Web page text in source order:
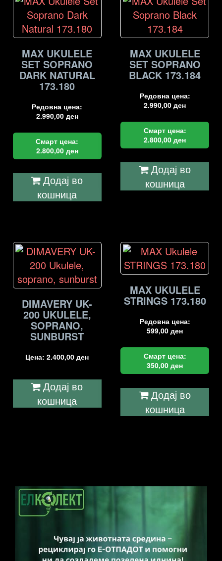
MAX UKULELE
SET SOPRANO
DARK NATURAL
173.180
Редовна цена:
2.990,00 ден
Смарт цена:
2.800,00 ден
Додај во
кошница
MAX UKULELE
SET SOPRANO
BLACK 173.184
Редовна цена:
2.990,00ден
Смарт цена:
2.800,00ден
Додај во
кошница
DIMAVERY UK-
200 UKULELE,
SOPRANO,
SUNBURST
Цена:2.400,00ден
Додај во
кошница
MAX UKULELE
STRINGS 173.180
Редовна цена:
599,00ден
Смарт цена:
350,00ден
Додај во
кошница